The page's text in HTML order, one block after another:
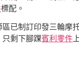
標配。
已制訂印發三輪摩
只剩下腳踝賓利零件